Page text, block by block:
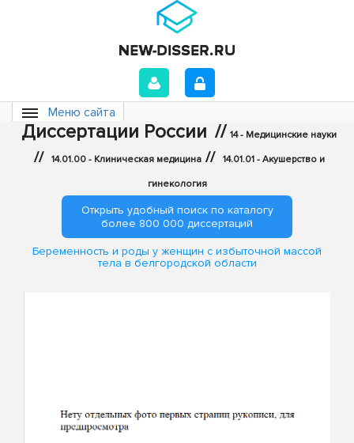
Меню сайта
Диссертации России // 14 - Медицинские науки
// 14.01.00 - Клиническая медицина // 14.01.01 - Акушерство и
гинекология
Открыть удобный поиск по каталогу
более 800 000 диссертаций
Беременность и роды у женщин с избыточной массой
тела в белгородской области